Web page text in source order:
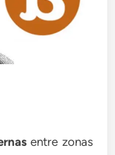
entre zonas